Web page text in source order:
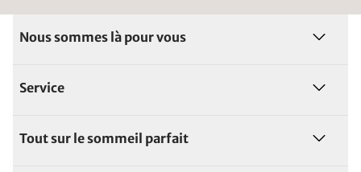
Nous sommes là pour vous
Service
Tout sur le sommeil parfait